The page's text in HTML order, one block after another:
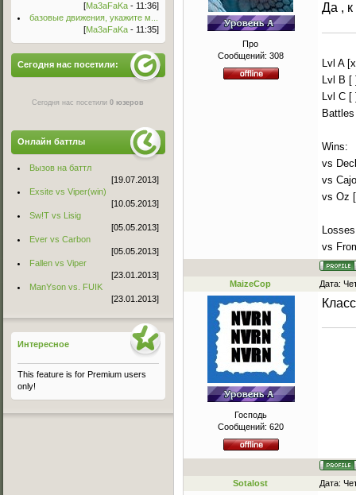
Про
Сообщений: 308
Да , к
Lvl A
Lvl B [
Lvl C [
Battles
Wins:
vs
vs
vs Oz
vs
MaizeCop Дата:
Господь
Сообщений: 620
Sotalost Дата:
[Ma3aFaKa - 11:36]
базовые движения, укажите м...
[Ma3aFaKa - 11:35]
Сегодня нас посетили:
Сегодня нас посетили0 юзеров
Онлайн баттлы
Вызов на баттл
[19.07.2013]
Exsite vs Viper(win)
[10.05.2013]
Sw!T vs Lisig
[05.05.2013]
Ever vs Carbon
[05.05.2013]
Fallen vs Viper
[23.01.2013]
ManYson vs. FUIK
[23.01.2013]
Интересное
This feature is for Premium users
only!